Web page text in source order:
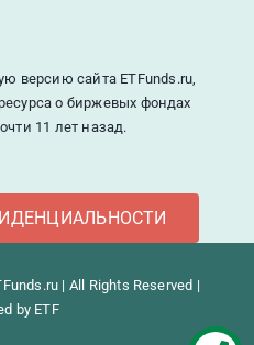
версию сайта ETFunds.ru,
о биржевых фондах
11 лет назад.
| All Rights Reserved |
by ETF